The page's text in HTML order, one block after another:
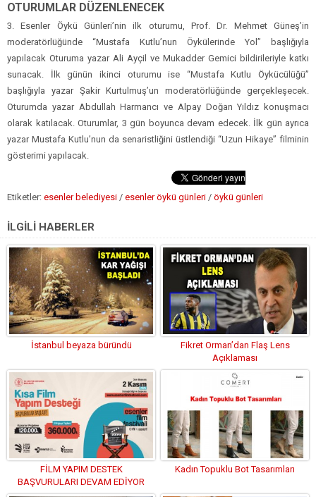
OTURUMLAR DÜZENLENECEK
3. Esenler Öykü Günleri’nin ilk oturumu, Prof. Dr. Mehmet Güneş’in
moderatörlüğünde “Mustafa Kutlu’nun Öykülerinde Yol” başlığıyla
yapılacak Oturuma yazar Ali Ayçil ve Mukadder Gemici bildirileriyle katkı
sunacak. İlk günün ikinci oturumu ise “Mustafa Kutlu Öykücülüğü”
başlığıyla yazar Şakir Kurtulmuş’un moderatörlüğünde gerçekleşecek.
Oturumda yazar Abdullah Harmancı ve Alpay Doğan Yıldız konuşmacı
olarak katılacak. Oturumlar, 3 gün boyunca devam edecek. İlk gün ayrıca
yazar Mustafa Kutlu’nun da senaristliğini üstlendiği “Uzun Hikaye” filminin
gösterimi yapılacak.
Etiketler: esenler belediyesi / esenler öykü günleri / öykü günleri
İLGİLİ HABERLER
İstanbul beyaza büründü
Fikret Orman’dan Flaş Lens
Açıklaması
FİLM YAPIM DESTEK
BAŞVURULARI DEVAM EDİYOR
Kadın Topuklu Bot Tasarımları